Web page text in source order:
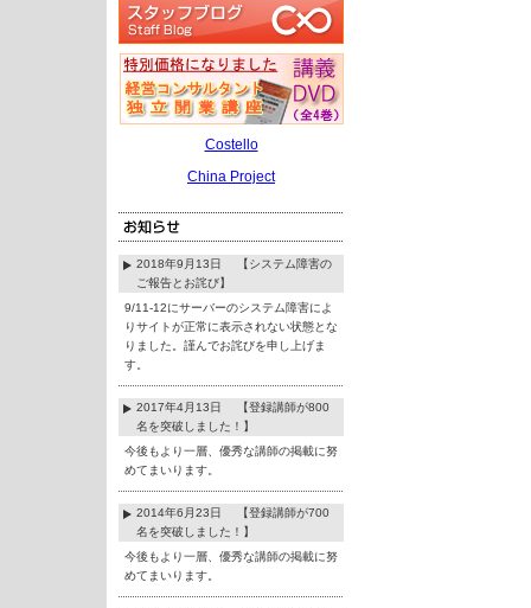
Costello
China Project
2018年9月13日 【システム障害の
ご報告とお詫び】
9/11-12にサーバーのシステム障害によ
りサイトが正常に表示されない状態とな
りました。謹んでお詫びを申し上げま
す。
2017年4月13日 【登録講師が800
名を突破しました！】
今後もより一層、優秀な講師の掲載に努
めてまいります。
2014年6月23日 【登録講師が700
名を突破しました！】
今後もより一層、優秀な講師の掲載に努
めてまいります。